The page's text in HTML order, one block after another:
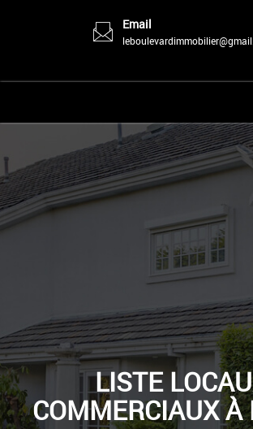
Email
LISTE
COMMERCIAUX À